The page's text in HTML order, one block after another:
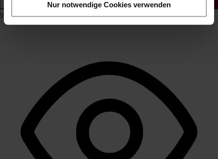
Nur notwendige Cookies verwenden
Symbolleiste ausblenden
Wählen Sie Ihr Barrierefreiheitsprofil